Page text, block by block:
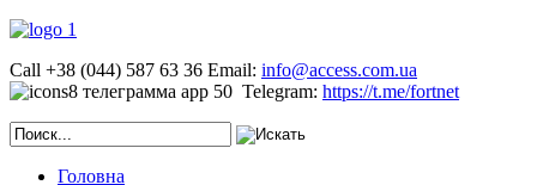
Call +38 (044) 587 63 36 Email: info@access.com.ua
Telegram: https://t.me/fortnet
Головна